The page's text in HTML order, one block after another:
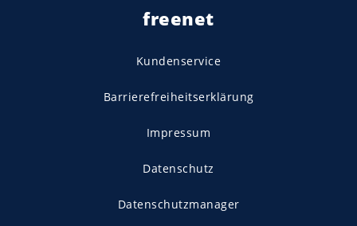
freenet
Kundenservice
Barrierefreiheitserklärung
Impressum
Datenschutz
Datenschutzmanager